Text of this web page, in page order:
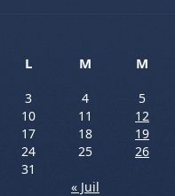
L
M M
3
4 5
10
11 12
17
18 19
24
25 26
31
« Juil